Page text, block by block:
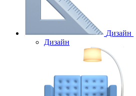
Дизайн
Дизайн